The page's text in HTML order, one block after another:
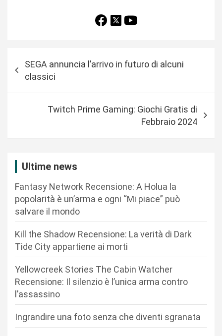
a
SEGA annuncia l’arrivo in futuro di alcuni
classici
Twitch Prime Gaming: Giochi Gratis di
Febbraio 2024
Ultime news
Fantasy Network Recensione: A Holua la
popolarità è un’arma e ogni “Mi piace” può
salvare il mondo
Kill the Shadow Recensione: La verità di Dark
Tide City appartiene ai morti
Yellowcreek Stories The Cabin Watcher
Recensione: Il silenzio è l’unica arma contro
l’assassino
Ingrandire una foto senza che diventi sgranata